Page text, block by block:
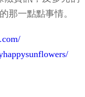
那一點點事情。